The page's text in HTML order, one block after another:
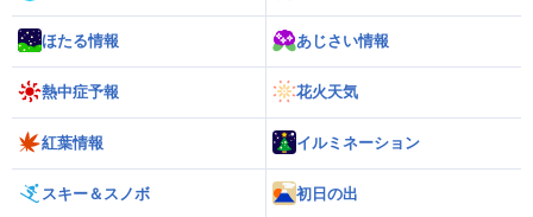
ほたる情報 あじさい情報
熱中症予報 花火天気
紅葉情報 イルミネーション
スキー＆スノボ 初日の出